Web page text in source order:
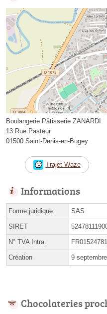
Boulangerie Pâtisserie ZANARDI
13 Rue Pasteur
01500 Saint-Denis-en-Bugey
Trajet Waze
Informations
Forme juridique SAS
SIRET
N° TVA Intra.
Création 9
Chocolateries